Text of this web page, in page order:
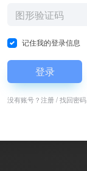
记住我的登录信息
登录
没有账号？注册/找回密码